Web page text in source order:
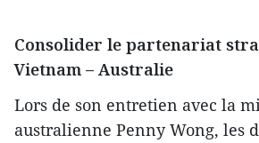
Consolider le partenariat
Vietnam – Australie
Lors de son entretien avec la
australienne Penny Wong, les